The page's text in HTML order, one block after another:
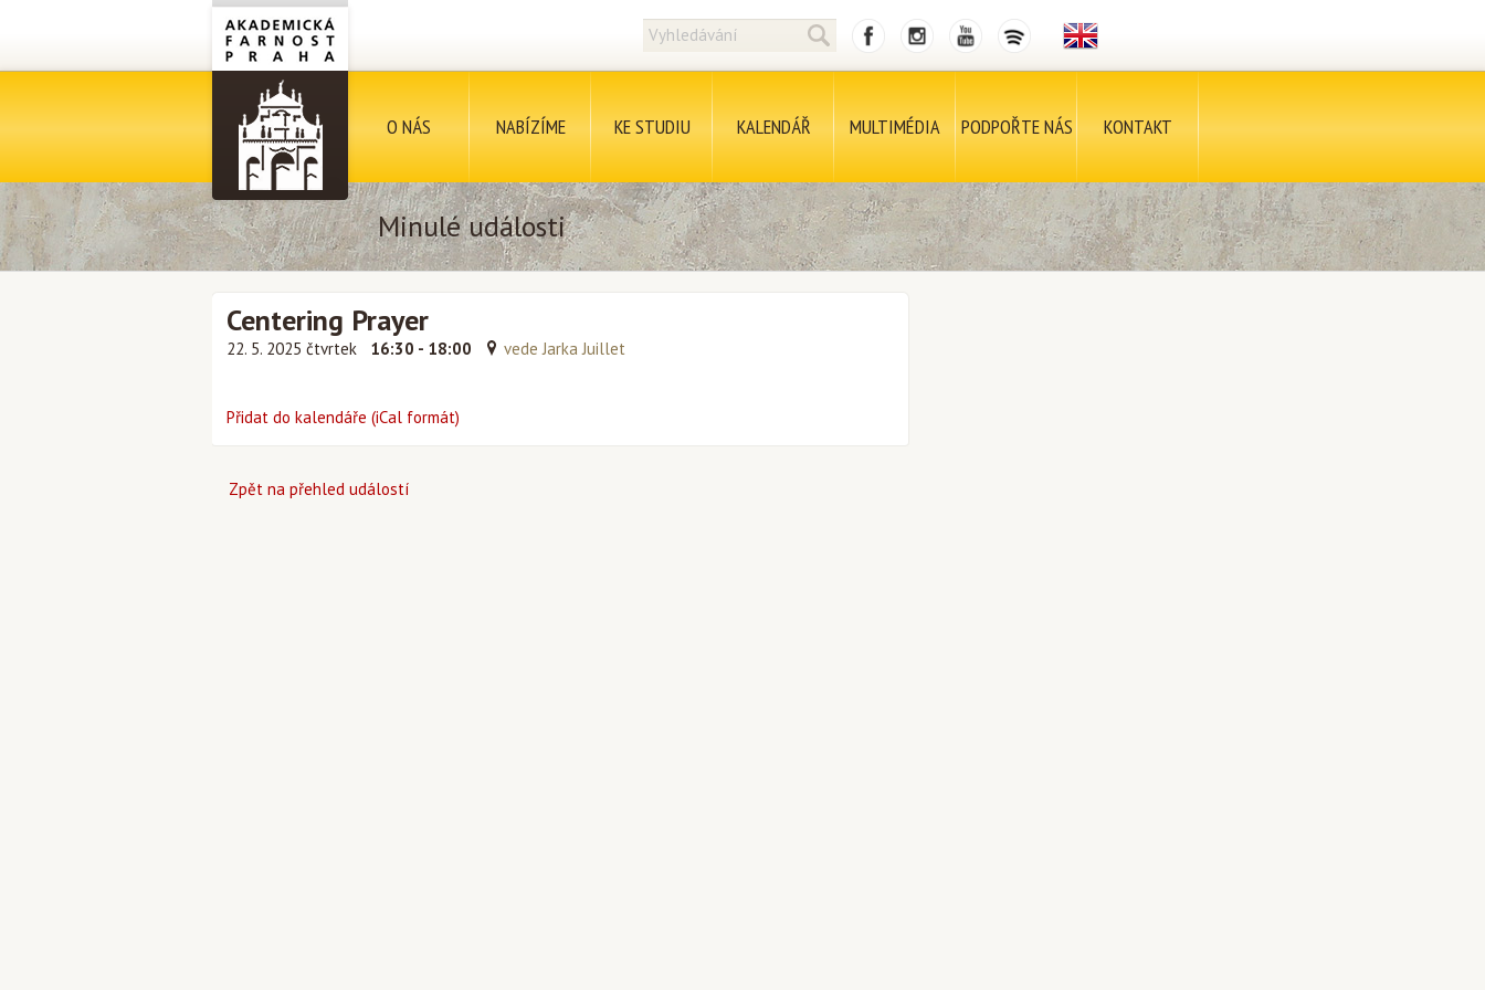
O NÁS NABÍZÍME KE STUDIU KALENDÁŘ MULTIMÉDIA PODPOŘTE NÁS KONTAKT
Minulé události
Centering Prayer
22. 5. 2025 čtvrtek 16:30 - 18:00 vede Jarka Juillet
Přidat do kalendáře (iCal formát)
Zpět na přehled událostí